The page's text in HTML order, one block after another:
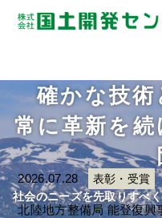
未来の
住民や将来の子供たちのた
て、
人・自然・環境・街との調
います。
採
自分の好きな事にとことん
す。
ご応募をお待ちしておりま
確かな技術
常に革新を
社会のニーズを先取りすべ
お
2026.07.28 表彰・受賞
北陸地方整備局 能登復興